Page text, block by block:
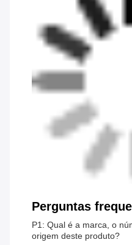
Perguntas
P1: Qual é a marca, o
origem deste produto?